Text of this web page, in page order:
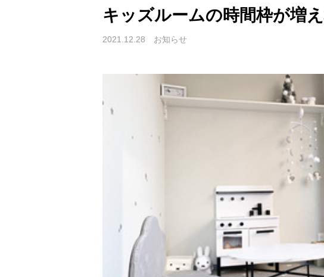
キッズルームの時間枠が増
2021.12.28 お知らせ